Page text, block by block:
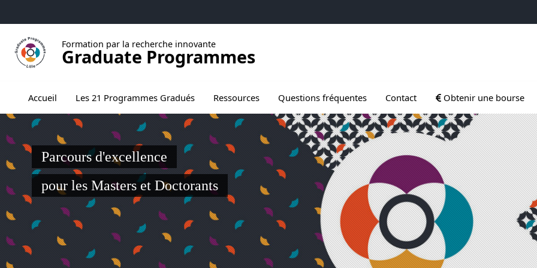
Formation par la recherche innovante
Graduate Programmes
Accueil Les 21 Programmes Gradués Ressources Questions fréquentes Contact Obtenir une bourse
Parcours d'excellence
pour les Masters et Doctorants